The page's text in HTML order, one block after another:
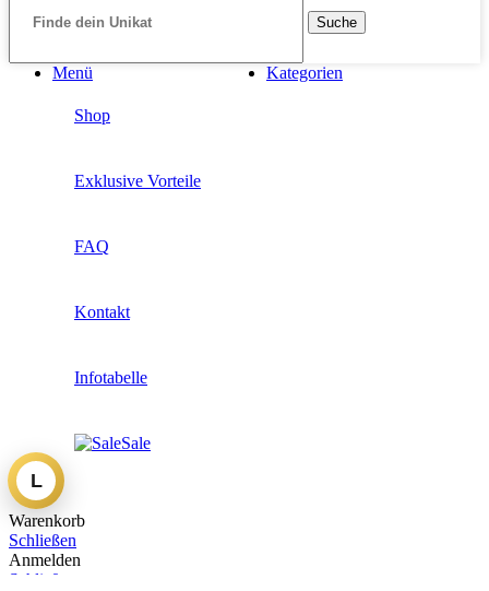
Suche
Kategorien
Menü
Shop
Exklusive Vorteile
FAQ
Kontakt
Infotabelle
Sale
Warenkorb
Schließen
Anmelden
Schließen
L